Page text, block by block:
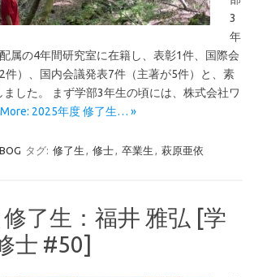
3
年
属の4年間研究室に在籍し、表彰1件、国際会
件）、国内会議発表7件（主著が5件）と、素
した。 まず学部3年生の頃には、株式会社ワ
More: 2025年度 修了生… »
タグ: 修了生 , 修士, 卒業生 , 萩原亜依
了生：福井 雅弘 [学
士 #50]